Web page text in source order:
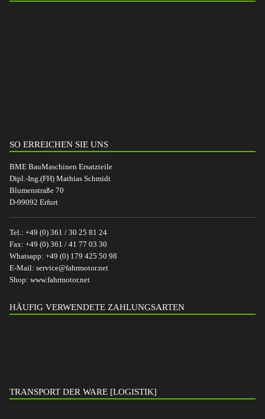
SO ERREICHEN SIE UNS
BME BauMaschinen Ersatzteile
Dipl.-Ing.(FH) Mathias Schmidt
Blumenstraße 70
D-99092 Erfurt
Tel.: +49 (0) 361 / 30 25 81 24
Fax: +49 (0) 361 / 41 77 03 30
Whatsapp: +49 (0) 179 425 50 98
E-Mail: service@fahrmotor.net
Shop: www.fahrmotor.net
HÄUFIG VERWENDETE ZAHLUNGSARTEN
TRANSPORT DER WARE [LOGISTIK]